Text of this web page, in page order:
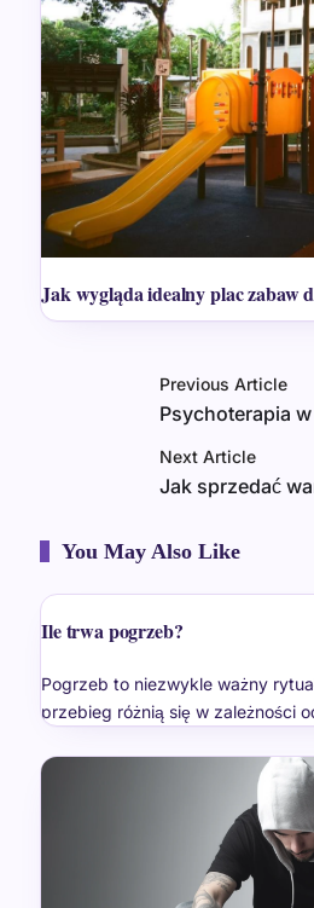
Jak wygląda idealny plac zabaw
Previous Article
Psychoterapia
Next Article
Jak sprzedać
You May Also Like
Ile trwa pogrzeb?
Pogrzeb to niezwykle ważny
przebieg różnią się w zależności